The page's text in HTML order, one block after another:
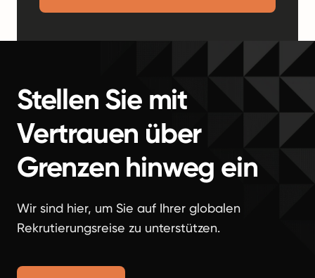
Stellen Sie mit
Vertrauen über
Grenzen hinweg ein
Wir sind hier, um Sie auf Ihrer globalen
Rekrutierungsreise zu unterstützen.